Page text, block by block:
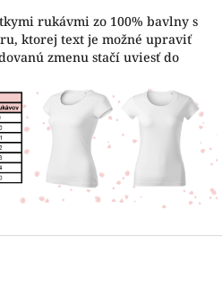
rukávmi zo 100% bavlny s
ktorej text je možné upraviť
zmenu stačí uviesť do